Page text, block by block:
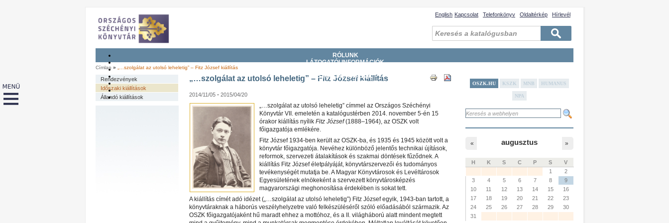
Kapcsolat Telefonkönyv Oldaltérkép Hírlevél
English
RÓLUNK
LÁTOGATÓI INFORMÁCIÓK
SZOLGÁLTATÁSOK
KATALÓGUSOK, ADATBÁZISOK
Címlap » „…szolgálat az utolsó leheletig” – Fitz József kiállítás
Rendezvények
Időszaki kiállítások
Állandó kiállítások
„…szolgálat az utolsó leheletig” – Fitz József kiállítás
2014/11/05 - 2015/04/20
„…szolgálat az utolsó leheletig” címmel az Országos Széchényi
Könyvtár VII. emeletén a katalógustérben 2014. november 5-én 15
órakor kiállítás nyílik Fitz József(1888–1964), az OSZK volt
főigazgatója emlékére.
Fitz József 1934-ben került az OSZK-ba, és 1935 és 1945 között volt a
könyvtár főigazgatója. Nevéhez különböző jelentős technikai újítások,
reformok, szervezeti átalakítások és szakmai döntések fűződnek. A
kiállítás Fitz József életpályáját, könyvtárszervezői és tudományos
tevékenységét mutatja be. A Magyar Könyvtárosok és Levéltárosok
Egyesületének elnökeként a szervezett könyvtárosképzés
magyarországi meghonosítása érdekében is sokat tett.
A kiállítás címét adó idézet („…szolgálat az utolsó leheletig”) Fitz József egyik, 1943-ban tartott, a
könyvtáraknak a háborús veszélyhelyzetre való felkészüléséről szóló előadásából származik. Az
OSZK főigazgatójaként hű maradt ehhez a mottóhoz, és a II. világháború alatt mindent megtett
OSZK.HU KSZK MNB HUMANUS
NPA
« augusztus »
H K S C P S
V
1
2
3
4 5 6 7 8
9
10
11 12 13 14 15
16
17
18 19 20 21 22
23
24
25 26 27 28 29
30
31